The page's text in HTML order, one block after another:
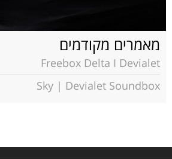
מאמרים מקודמים
Freebox Delta I Devialet
Sky | Devialet Soundbox